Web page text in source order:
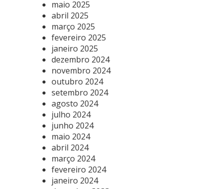
maio 2025
abril 2025
março 2025
fevereiro 2025
janeiro 2025
dezembro 2024
novembro 2024
outubro 2024
setembro 2024
agosto 2024
julho 2024
junho 2024
maio 2024
abril 2024
março 2024
fevereiro 2024
janeiro 2024